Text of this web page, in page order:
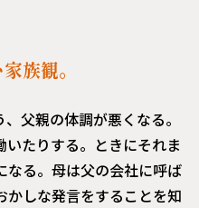
族観。
父親の体調が悪くなる。
たりする。ときにそれま
なる。母は父の会社に呼ば
かしな発言をすることを知